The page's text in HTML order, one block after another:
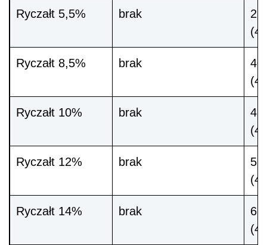
Ryczałt 5,5% brak
26
Ryczałt 8,5% brak
40
Ryczałt 10% brak
48
Ryczałt 12% brak
57
Ryczałt 14% brak
67